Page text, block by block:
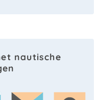
nautische